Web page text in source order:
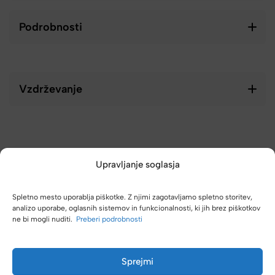
Upravljanje soglasja
Spletno mesto uporablja piškotke. Z njimi zagotavljamo spletno storitev,
analizo uporabe, oglasnih sistemov in funkcionalnosti, ki jih brez piškotkov
ne bi mogli nuditi. Preberi podrobnosti
Sprejmi
Podrobnosti
Vzdrževanje